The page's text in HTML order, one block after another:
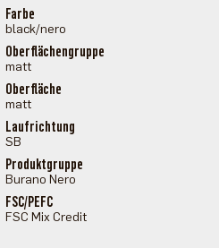
Farbe
black/nero
Oberflächengruppe
matt
Oberfläche
matt
Laufrichtung
SB
Produktgruppe
Burano Nero
FSC/PEFC
FSC Mix Credit